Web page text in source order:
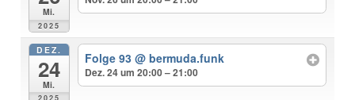
Mi.
2025
DEZ.
24
Mi.
Folge 93 @ bermuda.funk
Dez. 24 um 20:00 – 21:00